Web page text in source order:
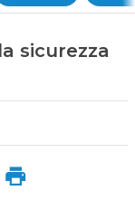
sicurezza